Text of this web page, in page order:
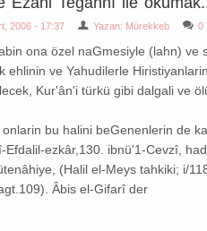
2006 - 17:37 Yazan: Mürekkeb 0
ona özel naGmesiyle (lahn) ve
ehlinin ve Yahudilerle
Kur'ân'i türkü gibi dalgali ve
bu halini beGenenlerin de
Efdalil-ezkâr,130. ibnü'1-Cevzî,
(Halil el-Meys tahkiki; i/
Âbis el-Gifarî der